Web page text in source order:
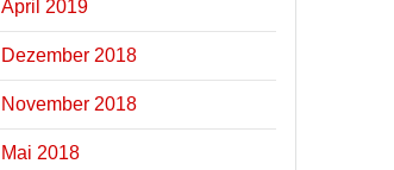
April 2019
Dezember 2018
November 2018
Mai 2018